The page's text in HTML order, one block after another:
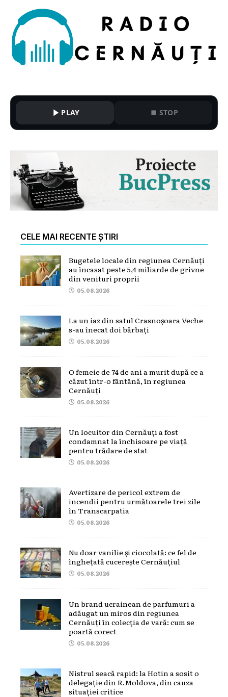
PLAY STOP
CELE MAI RECENTE ȘTIRI
Bugetele locale din regiunea Cernăuți
au încasat peste 5,4 miliarde de grivne
din venituri proprii
05.08.2026
La un iaz din satul Crasnoșoara Veche
s-au înecat doi bărbați
05.08.2026
O femeie de 74 de ani a murit după ce a
căzut într-o fântână, în regiunea
Cernăuți
05.08.2026
Un locuitor din Cernăuți a fost
condamnat la închisoare pe viață
pentru trădare de stat
05.08.2026
Avertizare de pericol extrem de
incendii pentru următoarele trei zile
în Transcarpatia
05.08.2026
Nu doar vanilie și ciocolată: ce fel de
înghețată cucerește Cernăuțiul
05.08.2026
Un brand ucrainean de parfumuri a
adăugat un miros din regiunea
Cernăuți în colecția de vară: cum se
poartă corect
05.08.2026
Nistrul seacă rapid: la Hotin a sosit o
delegație din R.Moldova, din cauza
situației critice